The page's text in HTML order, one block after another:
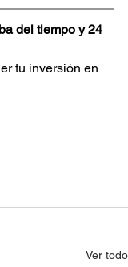
del tiempo y 24
tu inversión en
Ver todo